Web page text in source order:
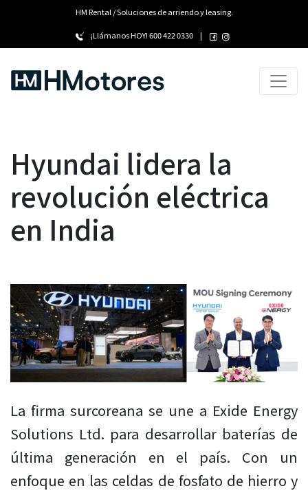
HM Rental / Soluciones de arriendo y leasing.
¡Llámanos HOY!600 422 0330 |
Hyundai lidera la
revolución eléctrica
en India
La firma surcoreana se une a Exide Energy
Solutions Ltd. para desarrollar baterías de
última generación en el país. Con un
enfoque en las celdas de fosfato de hierro y